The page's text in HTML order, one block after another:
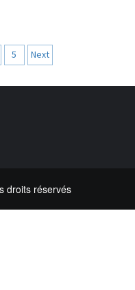
5 Next
droits réservés